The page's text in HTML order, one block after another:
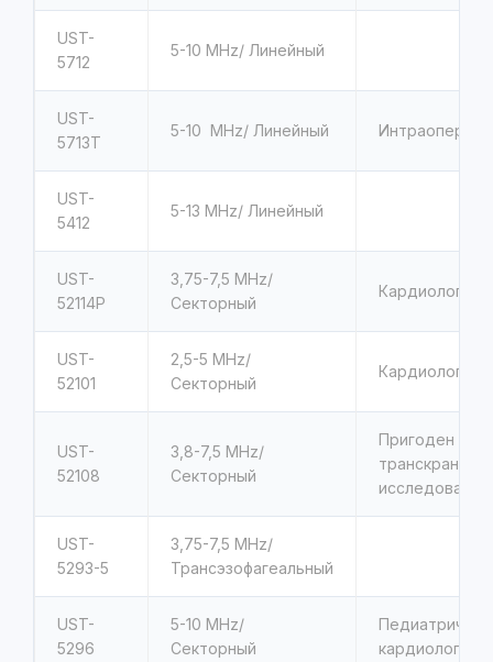
UST-
5712
5-10 MHz/ Линейный
UST-
5713T
5-10 MHz/ Линейный
UST-
5412
5-13 MHz/ Линейный
UST-
52114P
3,75-7,5 MHz/
Секторный
UST-
52101
2,5-5 MHz/
Секторный
UST-
52108
3,8-7,5 MHz/
Секторный
Пригоден для
исследований
UST-
5293-5
3,75-7,5 MHz/
Трансэзофагеальный
UST-
5296
5-10 MHz/
Секторный